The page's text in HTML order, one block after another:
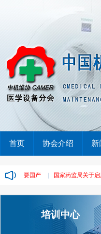
首页 协会介绍 新
要国产 | 国家药监局关于启用药
培训中心